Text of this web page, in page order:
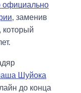
официально
, заменив
который
Шуйока
до конца